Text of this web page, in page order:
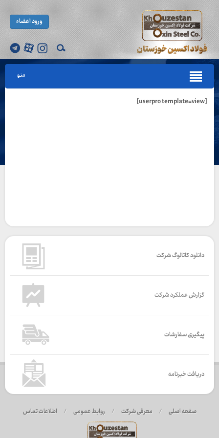
ورود اعضاء
منو
[userpro template=view]
دانلود کاتالوگ شرکت
گزارش عملکرد شرکت
پیگیری سفارشات
دریافت خبرنامه
صفحه اصلی / معرفی شرکت / روابط عمومی / اطلاعات تماس